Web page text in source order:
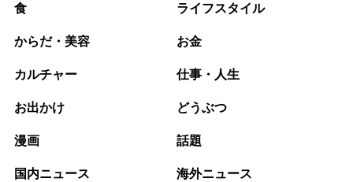
食 ライフスタイル
からだ・美容 お金
カルチャー 仕事・人生
お出かけ どうぶつ
漫画 話題
国内ニュース 海外ニュース